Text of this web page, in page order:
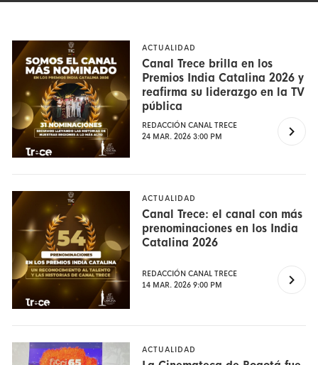
ACTUALIDAD
Canal Trece brilla en los
Premios India Catalina 2026 y
reafirma su liderazgo en la TV
pública
REDACCIÓN CANAL TRECE
24 MAR. 2026 3:00 PM
ACTUALIDAD
Canal Trece: el canal con más
prenominaciones en los India
Catalina 2026
REDACCIÓN CANAL TRECE
14 MAR. 2026 9:00 PM
ACTUALIDAD